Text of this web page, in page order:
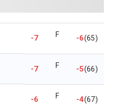
-7 F -6(65)
-7 F -5(66)
-6 F -4(67)